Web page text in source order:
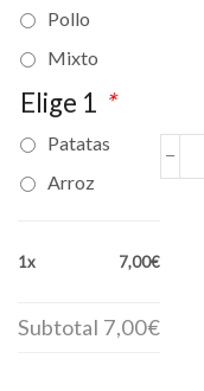
Pollo
Mixto
Elige 1 *
Patatas
Arroz
1x 7,00€
Subtotal 7,00€